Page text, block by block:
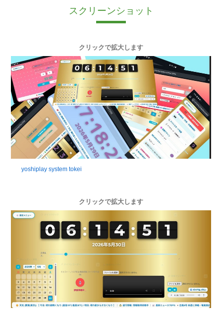
スクリーンショット
クリックで拡大します
yoshiplay system tokei
クリックで拡大します